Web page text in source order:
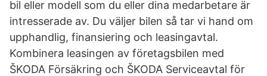
bil eller modell som du eller dina medarbetare är
intresserade av. Du väljer bilen så tar vi hand om
upphandlig, finansiering och leasingavtal.
Kombinera leasingen av företagsbilen med
ŠKODA Försäkring och ŠKODA Serviceavtal för